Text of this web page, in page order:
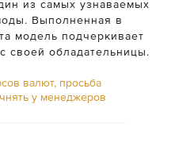
из самых узнаваемых
Выполненная в
модель подчеркивает
своей обладательницы.
валют, просьба
у менеджеров